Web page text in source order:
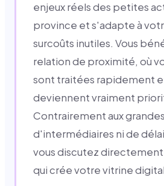
enjeux réels des petites
province et s'adapte à
surcoûts inutiles. Vous
relation de proximité, où
sont traitées rapidement
deviennent vraiment
Contrairement aux
d'intermédiaires ni de
vous discutez
qui crée votre vitrine